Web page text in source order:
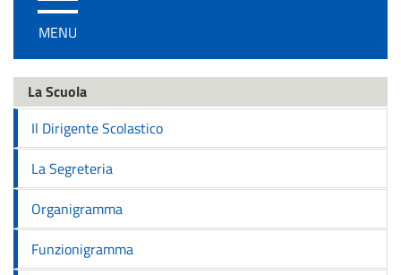
/
disattiva
navigazione
MENU
La Scuola
Il Dirigente Scolastico
La Segreteria
Organigramma
Funzionigramma